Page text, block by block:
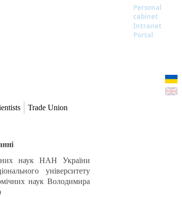
Personal
cabinet
Intranet
Portal
Trade Union
наук НАН України
університету
наук Володимира